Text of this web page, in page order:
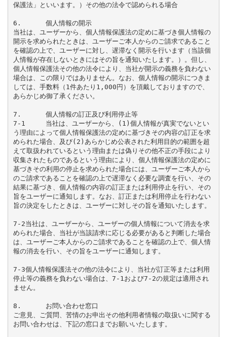
保護法」といいます。）その他の法令で認められる場合
6.	個人情報の開示
当社は、ユーザーから、個人情報保護法の定めに基づき個人情報の
開示を求められたときは、ユーザーご本人からのご請求であること
を確認の上で、ユーザーに対し、遅滞なく開示を行います（当該個
人情報が存在しないときにはその旨を通知いたします。）。但し、
個人情報保護法その他の法令により、当社が開示の義務を負わない
場合は、この限りではありません。なお、個人情報の開示につきま
しては、手数料（1件あたり1,000円）を頂戴しておりますので、
あらかじめ御了承ください。
7.	個人情報の訂正及び利用停止等
7-1	当社は、ユーザーから、(1)個人情報が真実でないとい
う理由によって個人情報保護法の定めに基づきその内容の訂正を求
められた場合、及び(2)あらかじめ公表された利用目的の範囲を超
えて取扱われているという理由または偽りその他不正の手段により
収集されたものであるという理由により、個人情報保護法の定めに
基づきその利用の停止を求められた場合には、ユーザーご本人から
のご請求であることを確認の上で遅滞なく必要な調査を行い、その
結果に基づき、個人情報の内容の訂正または利用停止を行い、その
旨をユーザーに通知します。なお、訂正または利用停止を行わない
旨の決定をしたときは、ユーザーに対しその旨を通知いたします。
7-2当社は、ユーザーから、ユーザーの個人情報について消去を求
められた場合、当社が当該請求に応じる必要があると判断した場合
は、ユーザーご本人からのご請求であることを確認の上で、個人情
報の消去を行い、その旨をユーザーに通知します。
7-3個人情報保護法その他の法令により、当社が訂正等または利用
停止等の義務を負わない場合は、7-1および7-2の規定は適用され
ません。
8.	お問い合わせ窓口
ご意見、ご質問、苦情のお申出その他利用者情報の取扱いに関する
お問い合わせは、下記の窓口までお願いいたします。